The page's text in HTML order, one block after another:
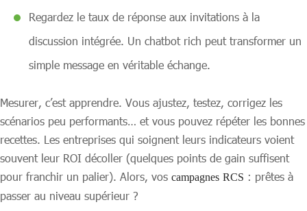
Regardez le taux de réponse aux invitations à la
discussion intégrée. Un chatbot rich peut transformer un
simple message en véritable échange.
Mesurer, c’est apprendre. Vous ajustez, testez, corrigez les
scénarios peu performants… et vous pouvez répéter les bonnes
recettes. Les entreprises qui soignent leurs indicateurs voient
souvent leur ROI décoller (quelques points de gain suffisent
pour franchir un palier). Alors, vos campagnes RCS : prêtes à
passer au niveau supérieur ?